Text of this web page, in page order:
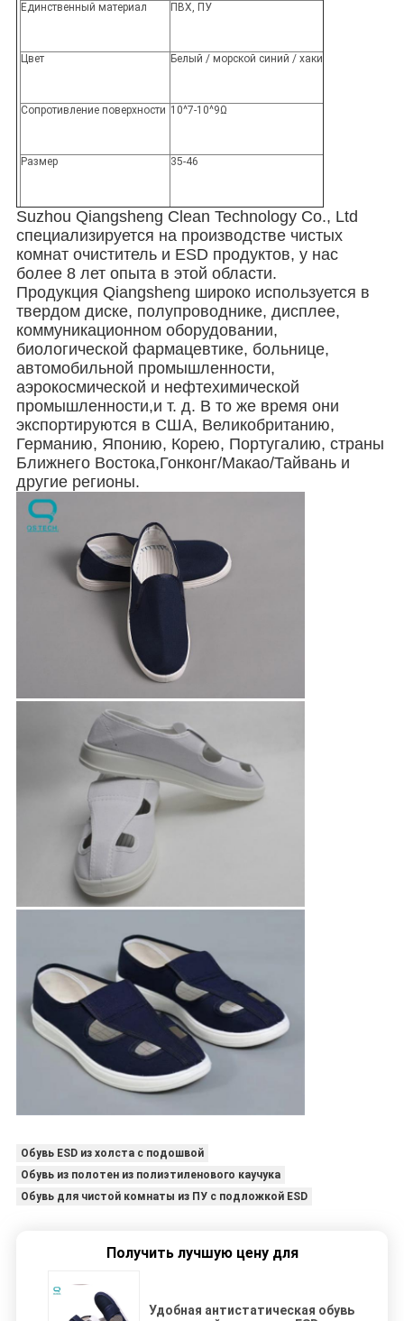
Единственный материал ПВХ, ПУ
Цвет Белый / морской синий / хаки
Сопротивление поверхности 10^7-10^9Ω
Размер 35-46
Suzhou Qiangsheng Clean Technology Co., Ltd
специализируется на производстве чистых
комнат очиститель и ESD продуктов, у нас
более 8 лет опыта в этой области.
Продукция Qiangsheng широко используется в
твердом диске, полупроводнике, дисплее,
коммуникационном оборудовании,
биологической фармацевтике, больнице,
автомобильной промышленности,
аэрокосмической и нефтехимической
промышленности,и т. д. В то же время они
экспортируются в США, Великобританию,
Германию, Японию, Корею, Португалию, страны
Ближнего Востока,Гонконг/Макао/Тайвань и
другие регионы.
Обувь ESD из холста с подошвой
Обувь из полотен из полиэтиленового каучука
Обувь для чистой комнаты из ПУ с подложкой ESD
Получить лучшую цену для
Удобная антистатическая обувь